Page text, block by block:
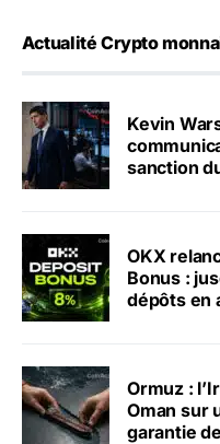
Actualité Crypto
Kevin
sanction
OKX
Bonus :
dépôts en
Ormuz :
Oman sur
garantie